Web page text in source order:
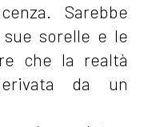
Sarebbe
sorelle e le
che la realtà
da un